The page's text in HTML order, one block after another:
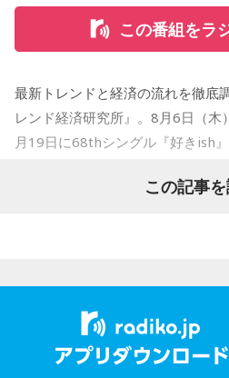
発売日：2026年10月14日（水）
仕様：CD
＜収録曲＞
01. Twilight Run
02. SO-DAYONE !
04. Marmalade Island
/ NEK! / ネ★ナイト / Bye-Bye-
Club / パスピエ / harha /
FUJIBASE / BLACK BERRY
デー戦記 / フリージアン / Voice
PompadollS / Massclub / まつむ
Mom / meiyo / 名誉伝説 /
Re.ripe / ルイ / ろぜっと° / wapiti
10/11(日) 出演
Arche / Ayllton / 青いガーネット
まだ見ぬアーティストとの出会い
MINAMI WHEELならでは。
今年も大阪・ミナミの街から、新
けします。どうぞご期待ください
●出演アーティスト：
10/10(土) 出演
AARON / IRIS MONDO / 赤いく
荒巻勇仁 / アンと私 / anewhite /
この番組をラ
最新トレンドと経済の流れを徹底
レンド経済研究所』。8月6日（木
月19日に68thシングル『好きish
の「ラジオiNEWS」以来、およそ
礎的財政収支「プライマリーバラ
「プライマリーバランス」の基礎
え方、今の日本が置かれている状
国の将来を左右する指標について
この記事